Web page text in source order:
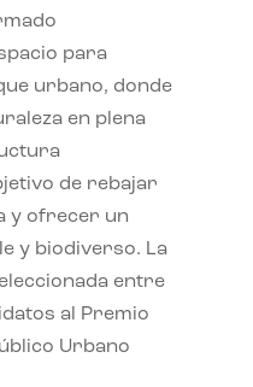
para
urbano, donde
en plena
de rebajar
y ofrecer un
y biodiverso. La
entre
al Premio
Urbano